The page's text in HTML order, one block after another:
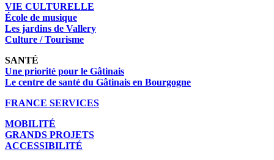
VIE CULTURELLE
École de musique
Les jardins de Vallery
Culture / Tourisme
SANTÉ
Une priorité pour le Gâtinais
Le centre de santé du Gâtinais en Bourgogne
FRANCE SERVICES
MOBILITÉ
GRANDS PROJETS
ACCESSIBILITÉ